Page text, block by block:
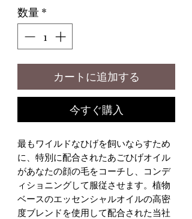
数量 *
カートに追加する
今すぐ購入
最もワイルドなひげを飼いならすため
に、特別に配合されたあごひげオイル
があなたの顔の毛をコーチし、コンデ
ィショニングして服従させます。植物
ベースのエッセンシャルオイルの高密
度ブレンドを使用して配合された当社